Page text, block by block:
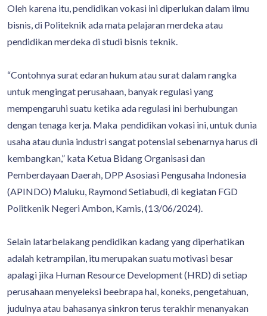
Oleh karena itu, pendidikan vokasi ini diperlukan dalam ilmu
bisnis, di Politeknik ada mata pelajaran merdeka atau
pendidikan merdeka di studi bisnis teknik.
“Contohnya surat edaran hukum atau surat dalam rangka
untuk mengingat perusahaan, banyak regulasi yang
mempengaruhi suatu ketika ada regulasi ini berhubungan
dengan tenaga kerja. Maka pendidikan vokasi ini, untuk dunia
usaha atau dunia industri sangat potensial sebenarnya harus di
kembangkan,” kata Ketua Bidang Organisasi dan
Pemberdayaan Daerah, DPP Asosiasi Pengusaha Indonesia
(APINDO) Maluku, Raymond Setiabudi, di kegiatan FGD
Politkenik Negeri Ambon, Kamis, (13/06/2024).
Selain latarbelakang pendidikan kadang yang diperhatikan
adalah ketrampilan, itu merupakan suatu motivasi besar
apalagi jika Human Resource Development (HRD) di setiap
perusahaan menyeleksi beebrapa hal, koneks, pengetahuan,
judulnya atau bahasanya sinkron terus terakhir menanyakan